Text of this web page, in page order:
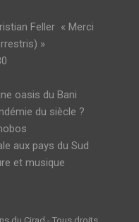
Feller « Merci
»
oasis du Bani
du siècle ?
aux pays du Sud
et musique